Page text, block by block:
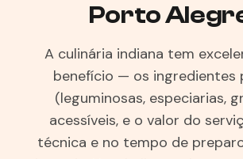
Porto
A culinária indiana tem
benefício — os ingredientes
(leguminosas, especiarias,
acessíveis, e o valor do
técnica e no tempo de